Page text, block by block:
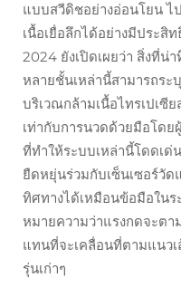
แบบสวีดิชอย่างอ่อนโยน ไ
เนื้อเยื่อลึกได้อย่างมีประสิ
2024 ยังเปิดเผยว่า สิ่งที่น่
หลายชั้นเหล่านี้สามารถระ
บริเวณกล้ามเนื้อไทรเปเซี
เท่ากับการนวดด้วยมือโด
ที่ทำให้ระบบเหล่านี้โดดเ
ยืดหยุ่นร่วมกับเซ็นเซอร์วั
ทิศทางได้เหมือนข้อมือใน
หมายความว่าแรงกดจะตา
แทนที่จะเคลื่อนที่ตามแนวเ
รุ่นเก่าๆ